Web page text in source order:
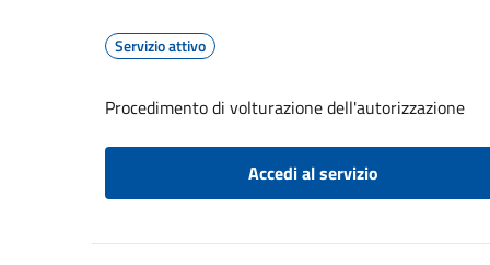
Servizio attivo
Procedimento di volturazione dell'autorizzazione
Accedi al servizio